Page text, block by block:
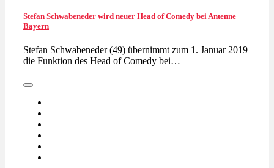
Stefan Schwabeneder wird neuer Head of Comedy bei Antenne
Bayern
Stefan Schwabeneder (49) übernimmt zum 1. Januar 2019
die Funktion des Head of Comedy bei…